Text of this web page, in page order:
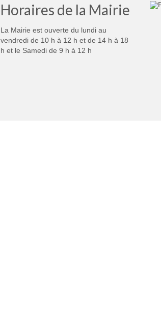
Horaires de la Mairie
La Mairie est ouverte du lundi au
vendredi de 10 h à 12 h et de 14 h à 18
h et le Samedi de 9 h à 12 h